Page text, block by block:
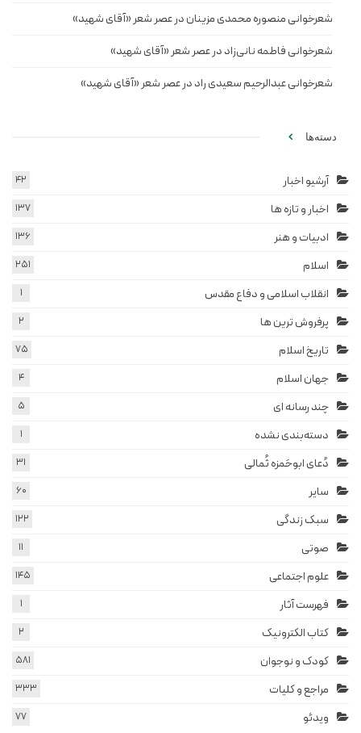
شعرخوانی منصوره محمدی مزینان در عصر شعر «آقای شهید»
شعرخوانی فاطمه نانی‌زاد در عصر شعر «آقای شهید»
شعرخوانی عبدالرحیم سعیدی راد در عصر شعر «آقای شهید»
دسته‌ها
آرشیو اخبار 42
اخبار و تازه ها 137
ادبیات و هنر 136
اسلام 251
انقلاب اسلامی و دفاع مقدس 1
پرفروش ترین ها 2
تاریخ اسلام 75
جهان اسلام 4
چند رسانه ای 5
دسته‌بندی نشده 1
دُعای ابوحَمزه ثُمالی 31
سایر 60
سبک زندگی 122
صوتی 11
علوم اجتماعی 145
فهرست آثار 1
کتاب الکترونیک 2
کودک و نوجوان 581
مراجع و کلیات 333
ویدئو 77